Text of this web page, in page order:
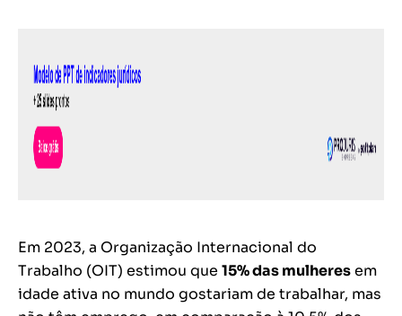
Em 2023, a Organização Internacional do
Trabalho (OIT) estimou que 15% das mulheresem
idade ativa no mundo gostariam de trabalhar, mas